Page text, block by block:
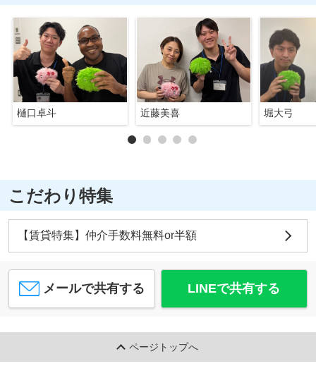
樋口卓斗 近藤美喜 堀大弓
こだわり特集
【賃貸特集】仲介手数料無料or半額
メールで共有する LINEで共有する
ページトップへ